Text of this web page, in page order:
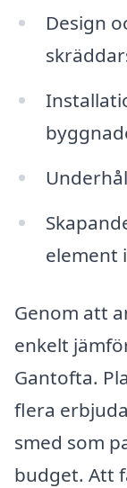
Design
element
Genom att
enkelt
Gantofta.
flera
smed som
budget. Att